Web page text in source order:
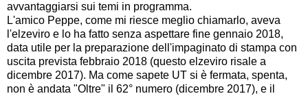
avvantaggiarsi sui temi in programma.
L'amico Peppe, come mi riesce meglio chiamarlo, aveva
l'elzeviro e lo ha fatto senza aspettare fine gennaio 2018,
data utile per la preparazione dell'impaginato di stampa con
uscita prevista febbraio 2018 (questo elzeviro risale a
dicembre 2017). Ma come sapete UT si è fermata, spenta,
non è andata "Oltre" il 62° numero (dicembre 2017), e il